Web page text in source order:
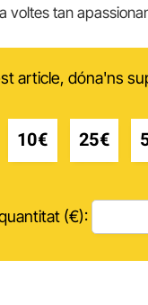
voltes tan
article, dóna'ns
10€ 25€
(€):